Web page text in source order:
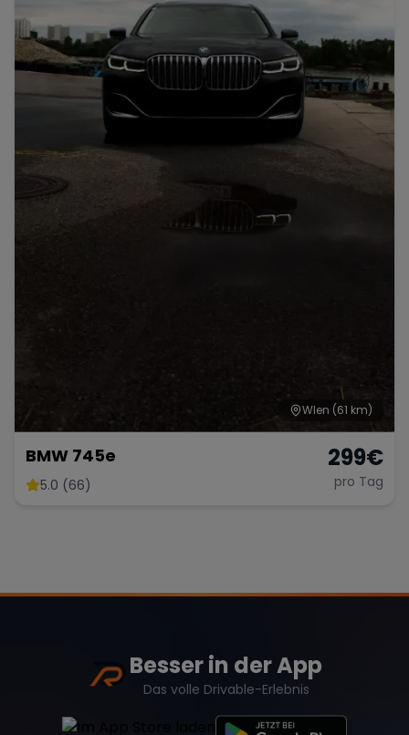
WIen (61 km)
BMW 745e
5.0 (66)
299€
pro Tag
Besser in der App
Das volle Drivable-Erlebnis